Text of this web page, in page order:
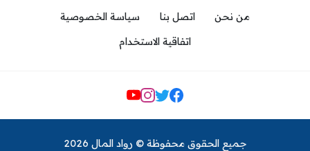
من نحن اتصل بنا
سياسة الخصوصية
اتفاقية الاستخدام
مواقع التواصل
جميع الحقوق محفوظة © رواد المال 2026